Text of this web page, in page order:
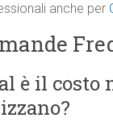
anche per
è il costo